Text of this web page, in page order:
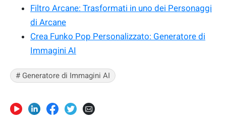
Filtro Arcane: Trasformati in uno dei Personaggi
di Arcane
Crea Funko Pop Personalizzato: Generatore di
Immagini AI
# Generatore di Immagini AI